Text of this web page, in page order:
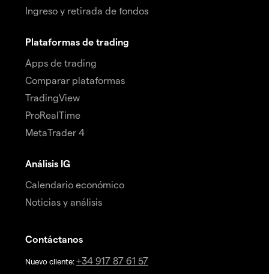
Ingreso y retirada de fondos
Plataformas de trading
Apps de trading
Comparar plataformas
TradingView
ProRealTime
MetaTrader 4
Análisis IG
Calendario económico
Noticias y análisis
Contáctanos
Nuevo cliente: +34 917 87 61 57